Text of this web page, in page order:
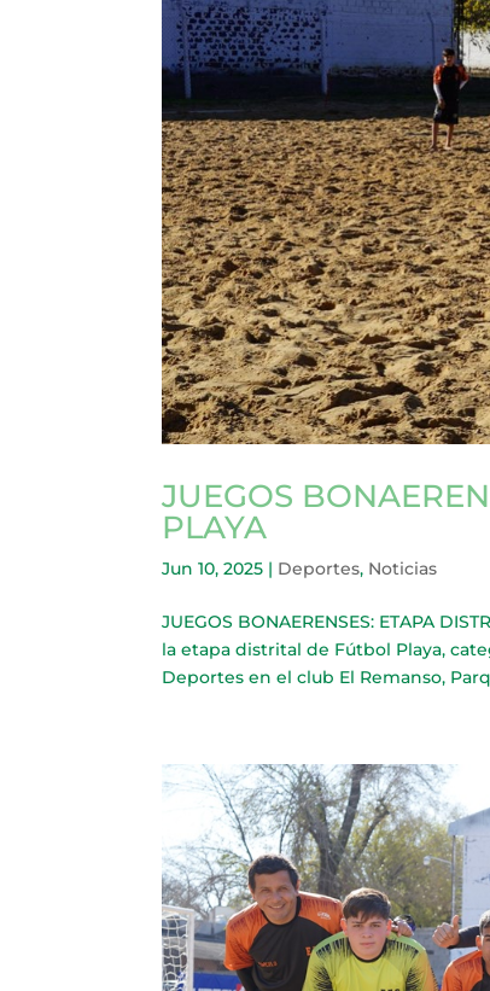
JUEGOS
PLAYA
Jun 10, 2025 | Deportes, Noticias
JUEGOS BONAERENSES: ETAPA
la etapa distrital de Fútbol Playa,
Deportes en el club El Remanso,